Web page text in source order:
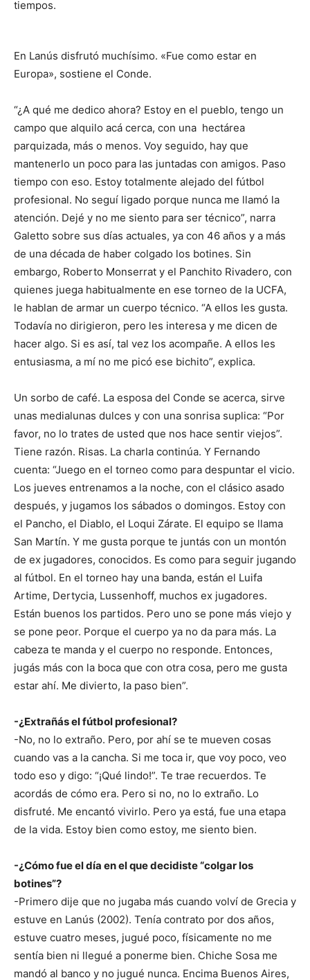
tiempos.
En Lanús disfrutó muchísimo. «Fue como estar en
Europa», sostiene el Conde.
“¿A qué me dedico ahora? Estoy en el pueblo, tengo un
campo que alquilo acá cerca, con una hectárea
parquizada, más o menos. Voy seguido, hay que
mantenerlo un poco para las juntadas con amigos. Paso
tiempo con eso. Estoy totalmente alejado del fútbol
profesional. No seguí ligado porque nunca me llamó la
atención. Dejé y no me siento para ser técnico”, narra
Galetto sobre sus días actuales, ya con 46 años y a más
de una década de haber colgado los botines. Sin
embargo, Roberto Monserrat y el Panchito Rivadero, con
quienes juega habitualmente en ese torneo de la UCFA,
le hablan de armar un cuerpo técnico. “A ellos les gusta.
Todavía no dirigieron, pero les interesa y me dicen de
hacer algo. Si es así, tal vez los acompañe. A ellos les
entusiasma, a mí no me picó ese bichito”, explica.
Un sorbo de café. La esposa del Conde se acerca, sirve
unas medialunas dulces y con una sonrisa suplica: “Por
favor, no lo trates de usted que nos hace sentir viejos”.
Tiene razón. Risas. La charla continúa. Y Fernando
cuenta: “Juego en el torneo como para despuntar el vicio.
Los jueves entrenamos a la noche, con el clásico asado
después, y jugamos los sábados o domingos. Estoy con
el Pancho, el Diablo, el Loqui Zárate. El equipo se llama
San Martín. Y me gusta porque te juntás con un montón
de ex jugadores, conocidos. Es como para seguir jugando
al fútbol. En el torneo hay una banda, están el Luifa
Artime, Dertycia, Lussenhoff, muchos ex jugadores.
Están buenos los partidos. Pero uno se pone más viejo y
se pone peor. Porque el cuerpo ya no da para más. La
cabeza te manda y el cuerpo no responde. Entonces,
jugás más con la boca que con otra cosa, pero me gusta
estar ahí. Me divierto, la paso bien”.
-¿Extrañás el fútbol profesional?
-No, no lo extraño. Pero, por ahí se te mueven cosas
cuando vas a la cancha. Si me toca ir, que voy poco, veo
todo eso y digo: “¡Qué lindo!”. Te trae recuerdos. Te
acordás de cómo era. Pero si no, no lo extraño. Lo
disfruté. Me encantó vivirlo. Pero ya está, fue una etapa
de la vida. Estoy bien como estoy, me siento bien.
-¿Cómo fue el día en el que decidiste “colgar los
botines”?
-Primero dije que no jugaba más cuando volví de Grecia y
estuve en Lanús (2002). Tenía contrato por dos años,
estuve cuatro meses, jugué poco, físicamente no me
sentía bien ni llegué a ponerme bien. Chiche Sosa me
mandó al banco y no jugué nunca. Encima Buenos Aires,